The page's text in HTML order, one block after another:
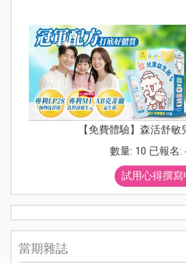
【免費體驗】森活舒
數量: 10 已報名:
試用心得撰寫
當期雜誌